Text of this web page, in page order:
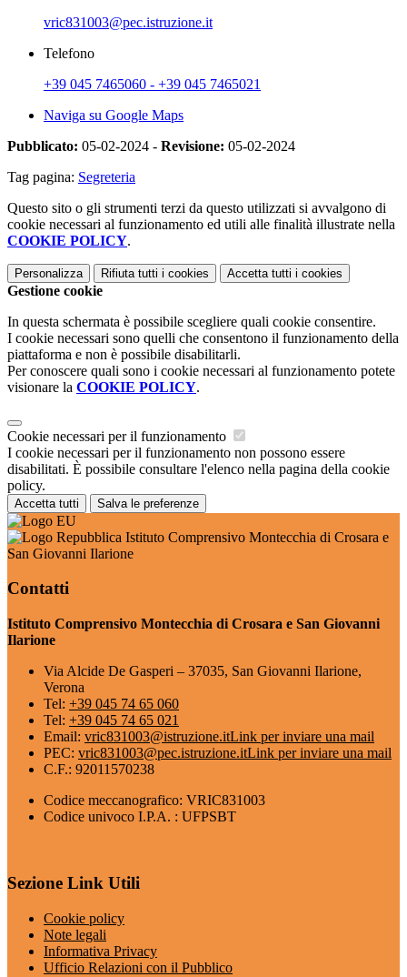
vric831003@pec.istruzione.it
Telefono
+39 045 7465060 - +39 045 7465021
Naviga su Google Maps
Pubblicato: 05-02-2024 - Revisione: 05-02-2024
Tag pagina: Segreteria
Questo sito o gli strumenti terzi da questo utilizzati si avvalgono di
cookie necessari al funzionamento ed utili alle finalità illustrate nella
COOKIE POLICY.
Personalizza Rifiuta tutti i cookies Accetta tutti i cookies
Gestione cookie
In questa schermata è possibile scegliere quali cookie consentire.
I cookie necessari sono quelli che consentono il funzionamento della
piattaforma e non è possibile disabilitarli.
Per conoscere quali sono i cookie necessari al funzionamento potete
visionare la COOKIE POLICY.
Cookie necessari per il funzionamento
I cookie necessari per il funzionamento non possono essere
disabilitati. È possibile consultare l'elenco nella pagina della cookie
policy.
Accetta tutti Salva le preferenze
Istituto Comprensivo Montecchia di Crosara e
San Giovanni Ilarione
Contatti
Istituto Comprensivo Montecchia di Crosara e San Giovanni
Ilarione
Via Alcide De Gasperi – 37035, San Giovanni Ilarione,
Verona
Tel: +39 045 74 65 060
Tel: +39 045 74 65 021
Email: vric831003@istruzione.itLink per inviare una mail
PEC: vric831003@pec.istruzione.itLink per inviare una mail
C.F.: 92011570238
Codice meccanografico: VRIC831003
Codice univoco I.P.A. : UFPSBT
Sezione Link Utili
Cookie policy
Note legali
Informativa Privacy
Ufficio Relazioni con il Pubblico